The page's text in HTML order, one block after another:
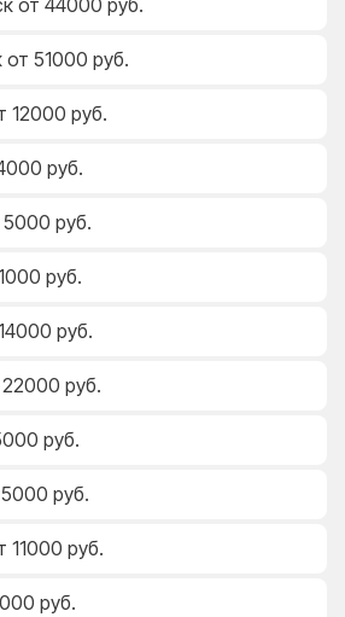
от 44000 руб.
от 51000 руб.
12000 руб.
руб.
руб.
руб.
руб.
руб.
руб.
руб.
11000 руб.
руб.